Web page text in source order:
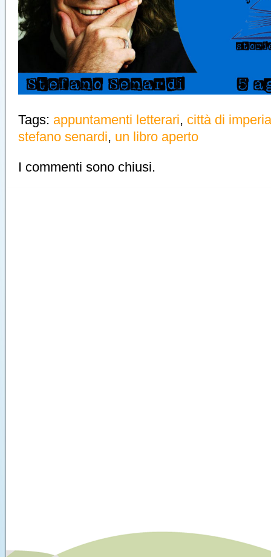
Tags: appuntamenti letterari, città di imperia
stefano senardi, un libro aperto
I commenti sono chiusi.